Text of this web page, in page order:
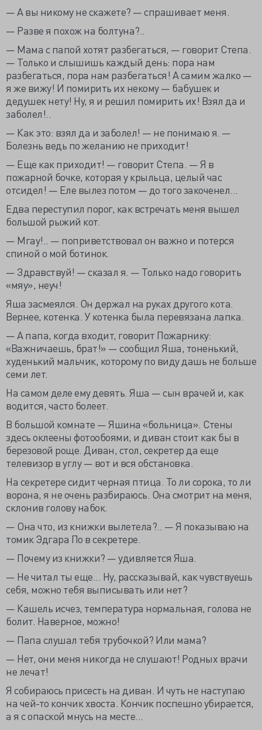
— А вы никому не скажете? — спрашивает меня.
— Разве я похож на болтуна?..
— Мама с папой хотят разбегаться, — говорит Степа.
— Только и слышишь каждый день: пора нам
разбегаться, пора нам разбегаться! А самим жалко —
я же вижу! И помирить их некому — бабушек и
дедушек нету! Ну, я и решил помирить их! Взял да и
заболел!..
— Как это: взял да и заболел! — не понимаю я. —
Болезнь ведь по желанию не приходит!
— Еще как приходит! — говорит Степа. — Я в
пожарной бочке, которая у крыльца, целый час
отсидел! — Еле вылез потом — до того закоченел...
Едва переступил порог, как встречать меня вышел
большой рыжий кот.
— Мгау!.. — поприветствовал он важно и потерся
спиной о мой ботинок.
— Здравствуй! — сказал я. — Только надо говорить
«мяу», неуч!
Яша засмеялся. Он держал на руках другого кота.
Вернее, котенка. У котенка была перевязана лапка.
— А папа, когда входит, говорит Пожарнику:
«Важничаешь, брат!» — сообщил Яша, тоненький,
худенький мальчик, которому по виду дашь не больше
семи лет.
На самом деле ему девять. Яша — сын врачей и, как
водится, часто болеет.
В большой комнате — Яшина «больница». Стены
здесь оклеены фотообоями, и диван стоит как бы в
березовой роще. Диван, стол, секретер да еще
телевизор в углу — вот и вся обстановка.
На секретере сидит черная птица. То ли сорока, то ли
ворона, я не очень разбираюсь. Она смотрит на меня,
склонив голову набок.
— Она что, из книжки вылетела?.. — Я показываю на
томик Эдгара По в секретере.
— Почему из книжки? — удивляется Яша.
— Не читал ты еще... Ну, рассказывай, как чувствуешь
себя, можно тебя выписывать или нет?
— Кашель исчез, температура нормальная, голова не
болит. Наверное, можно!
— Папа слушал тебя трубочкой? Или мама?
— Нет, они меня никогда не слушают! Родных врачи
не лечат!
Я собираюсь присесть на диван. И чуть не наступаю
на чей-то кончик хвоста. Кончик поспешно убирается,
а я с опаской мнусь на месте...